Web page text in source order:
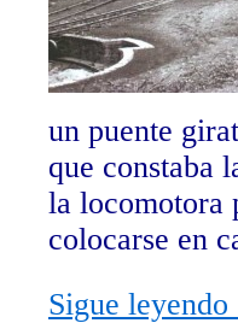
un puente
que constaba
la locomotora
colocarse en
Sigue leyendo